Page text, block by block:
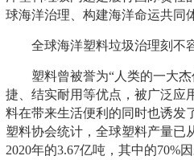
球海洋治理、构建海洋命运共同
全球海洋塑料垃圾治理刻不
塑料曾被誉为“人类的一大
捷、结实耐用等优点，被广泛应
料在带来生活便利的同时也诱发
塑料协会统计，全球塑料产量已
2020年的3.67亿吨，其中的70%